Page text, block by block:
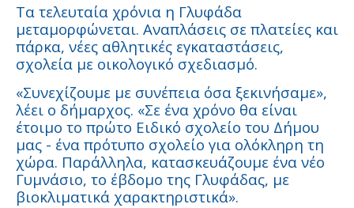
Τα τελευταία χρόνια η Γλυφάδα
μεταμορφώνεται. Αναπλάσεις σε πλατείες και
πάρκα, νέες αθλητικές εγκαταστάσεις,
σχολεία με οικολογικό σχεδιασμό.
«Συνεχίζουμε με συνέπεια όσα ξεκινήσαμε»,
λέει ο δήμαρχος. «Σε ένα χρόνο θα είναι
έτοιμο το πρώτο Ειδικό σχολείο του Δήμου
μας - ένα πρότυπο σχολείο για ολόκληρη τη
χώρα. Παράλληλα, κατασκευάζουμε ένα νέο
Γυμνάσιο, το έβδομο της Γλυφάδας, με
βιοκλιματικά χαρακτηριστικά».